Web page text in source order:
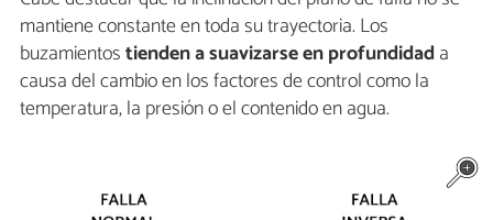
mantiene constante en toda su trayectoria. Los
buzamientostienden a suavizarse en profundidada
causa del cambio en los factores de control como la
temperatura, la presión o el contenido en agua.